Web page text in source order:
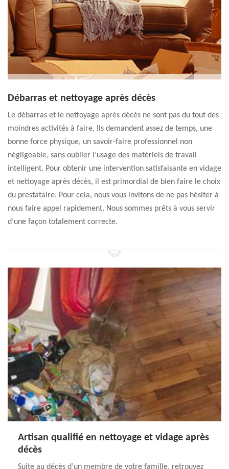
Débarras et nettoyage après décès
Le débarras et le nettoyage après décès ne sont pas du tout des
moindres activités à faire. Ils demandent assez de temps, une
bonne force physique, un savoir-faire professionnel non
négligeable, sans oublier l’usage des matériels de travail
intelligent. Pour obtenir une intervention satisfaisante en vidage
et nettoyage après décès, il est primordial de bien faire le choix
du prestataire. Pour cela, nous vous invitons de ne pas hésiter à
nous faire appel rapidement. Nous sommes prêts à vous servir
d’une façon totalement correcte.
Artisan qualifié en nettoyage et vidage après
décès
Suite au décès d’un membre de votre famille, retrouvez